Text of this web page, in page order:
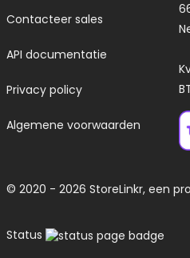
Contacteer sales
API documentatie
Privacy policy
Algemene voorwaarden
© 2020 - 2026 StoreLinkr, een
Status